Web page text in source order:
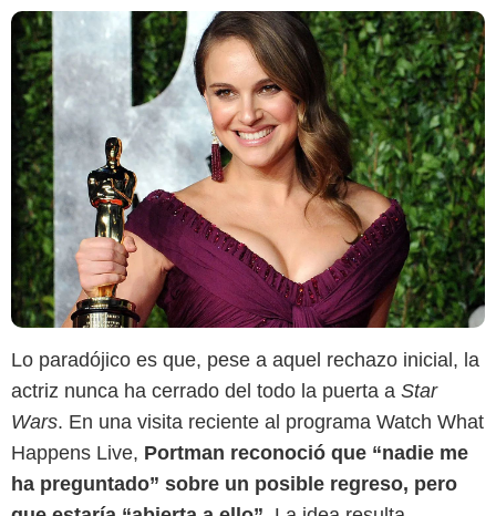
Lo paradójico es que, pese a aquel rechazo inicial, la
actriz nunca ha cerrado del todo la puerta a Star
Wars. En una visita reciente al programa Watch What
Happens Live, Portman reconoció que “nadie me
ha preguntado” sobre un posible regreso, pero